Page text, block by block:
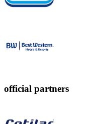
official partners